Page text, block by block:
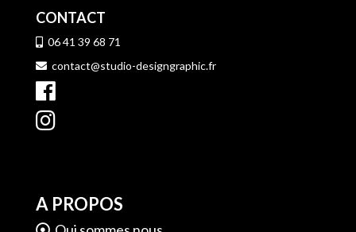
CONTACT
06 41 39 68 71
contact@studio-designgraphic.fr
A PROPOS